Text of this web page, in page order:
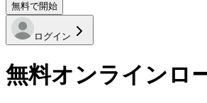
無料で開始
ログイン
無料オンラインロ